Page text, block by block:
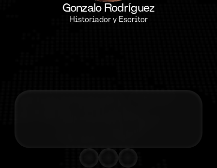
Gonzalo Rodríguez
Historiador y Escritor